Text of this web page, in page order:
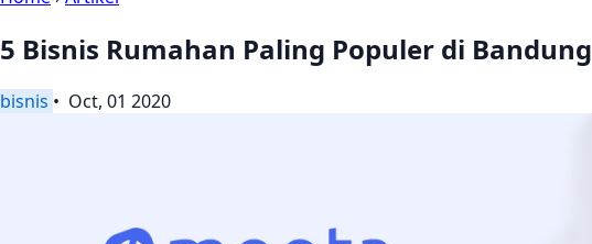
5 Bisnis Rumahan Paling Populer di Bandung
bisnis • Oct, 01 2020